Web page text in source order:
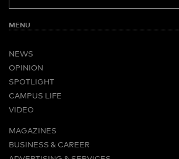
MENU
NEWS
OPINION
SPOTLIGHT
CAMPUS LIFE
VIDEO
MAGAZINES
BUSINESS & CAREER